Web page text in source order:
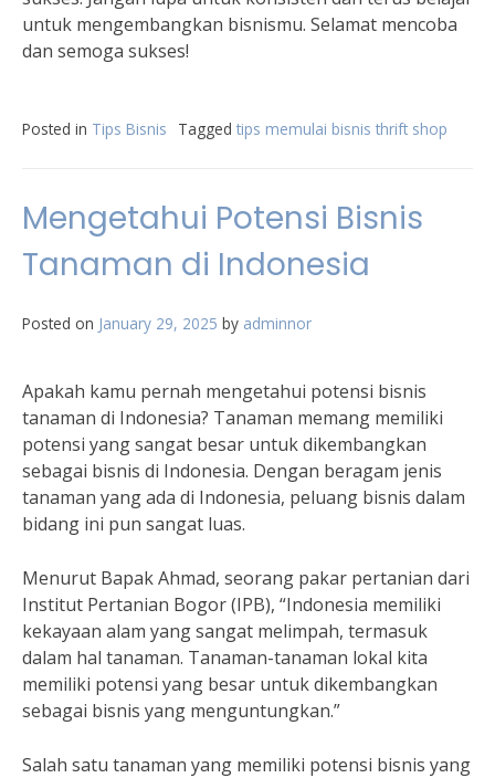
untuk mengembangkan bisnismu. Selamat mencoba
dan semoga sukses!
Posted in Tips Bisnis Tagged tips memulai bisnis thrift shop
Mengetahui Potensi Bisnis
Tanaman di Indonesia
Posted on January 29, 2025 by adminnor
Apakah kamu pernah mengetahui potensi bisnis
tanaman di Indonesia? Tanaman memang memiliki
potensi yang sangat besar untuk dikembangkan
sebagai bisnis di Indonesia. Dengan beragam jenis
tanaman yang ada di Indonesia, peluang bisnis dalam
bidang ini pun sangat luas.
Menurut Bapak Ahmad, seorang pakar pertanian dari
Institut Pertanian Bogor (IPB), “Indonesia memiliki
kekayaan alam yang sangat melimpah, termasuk
dalam hal tanaman. Tanaman-tanaman lokal kita
memiliki potensi yang besar untuk dikembangkan
sebagai bisnis yang menguntungkan.”
Salah satu tanaman yang memiliki potensi bisnis yang